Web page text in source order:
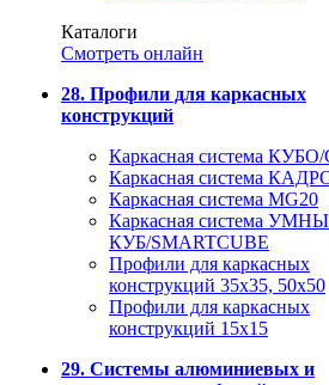
Каталоги
Смотреть онлайн
28. Профили для каркасных
конструкций
Каркасная система
Каркасная система
Каркасная система MG20
Каркасная система
КУБ/SMARTCUBE
Профили для каркасных
конструкций 35x35, 50x50
Профили для каркасных
конструкций 15х15
29. Системы алюминиевых и